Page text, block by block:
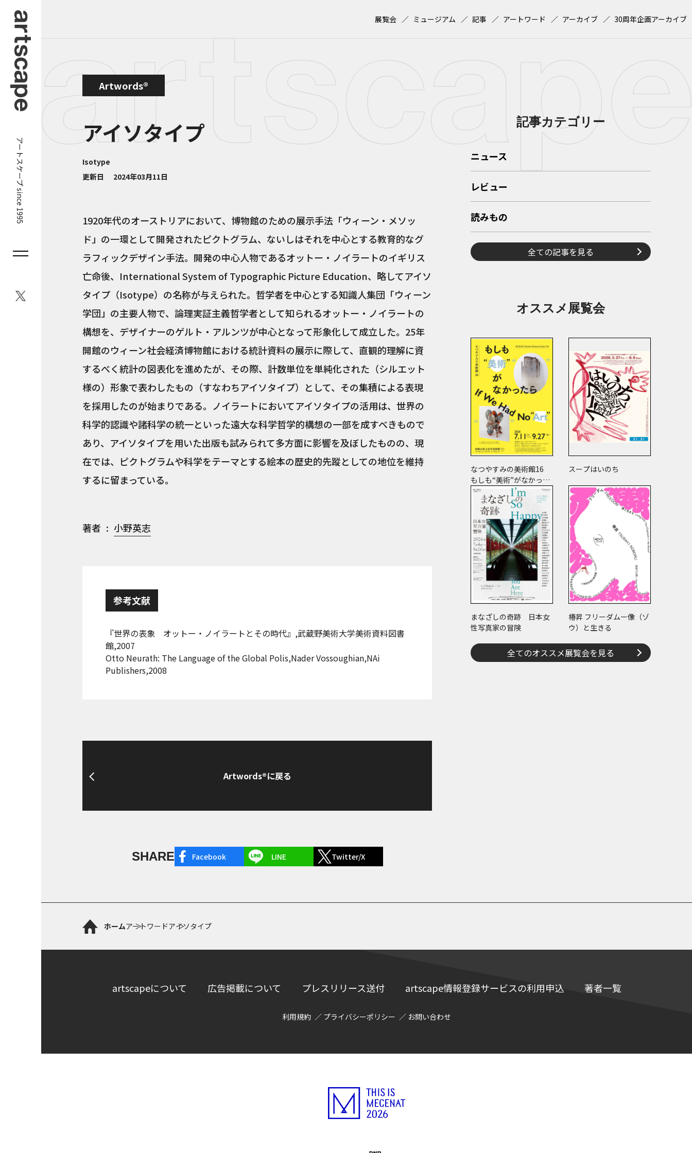
アートスケープ since 1995
展覧会 ミュージアム 記事 アートワード アーカイブ 30周年企画アーカイブ
Artwords®
アイソタイプ
Isotype
更新日
2024年03月11日
1920年代のオーストリアにおいて、博物館のための展示手法「ウィーン・メソッ
ド」の一環として開発されたピクトグラム、ないしはそれを中心とする教育的なグ
ラフィックデザイン手法。開発の中心人物であるオットー・ノイラートのイギリス
亡命後、International System of Typographic Picture Education、略してアイソ
タイプ（Isotype）の名称が与えられた。哲学者を中心とする知識人集団「ウィーン
学団」の主要人物で、論理実証主義哲学者として知られるオットー・ノイラートの
構想を、デザイナーのゲルト・アルンツが中心となって形象化して成立した。25年
開館のウィーン社会経済博物館における統計資料の展示に際して、直観的理解に資
するべく統計の図表化を進めたが、その際、計数単位を単純化された（シルエット
様の）形象で表わしたもの（すなわちアイソタイプ）として、その集積による表現
を採用したのが始まりである。ノイラートにおいてアイソタイプの活用は、世界の
科学的認識や諸科学の統一といった遠大な科学哲学的構想の一部を成すべきもので
あり、アイソタイプを用いた出版も試みられて多方面に影響を及ぼしたものの、現
在では、ピクトグラムや科学をテーマとする絵本の歴史的先蹤としての地位を維持
するに留まっている。
著者 小野英志
参考文献
『世界の表象 オットー・ノイラートとその時代』,武蔵野美術大学美術資料図書
館,2007
Otto Neurath: The Language of the Global Polis,Nader Vossoughian,NAi
Publishers,2008
Artwords®に戻る
SHARE Facebook LINE Twitter/X
記事カテゴリー
ニュース
レビュー
読みもの
全ての記事を見る
オススメ展覧会
なつやすみの美術館16
もしも“美術”がなかった
ら
スープはいのち
まなざしの奇跡 日本女
性写真家の冒険
椿昇 フリーダムー像（ゾ
ウ）と生きる
全てのオススメ展覧会を見る
ホームアートワードアイソタイプ
artscapeについて 広告掲載について プレスリリース送付 artscape情報登録サービスの利用申込 著者一覧
利用規約 プライバシーポリシー お問い合わせ